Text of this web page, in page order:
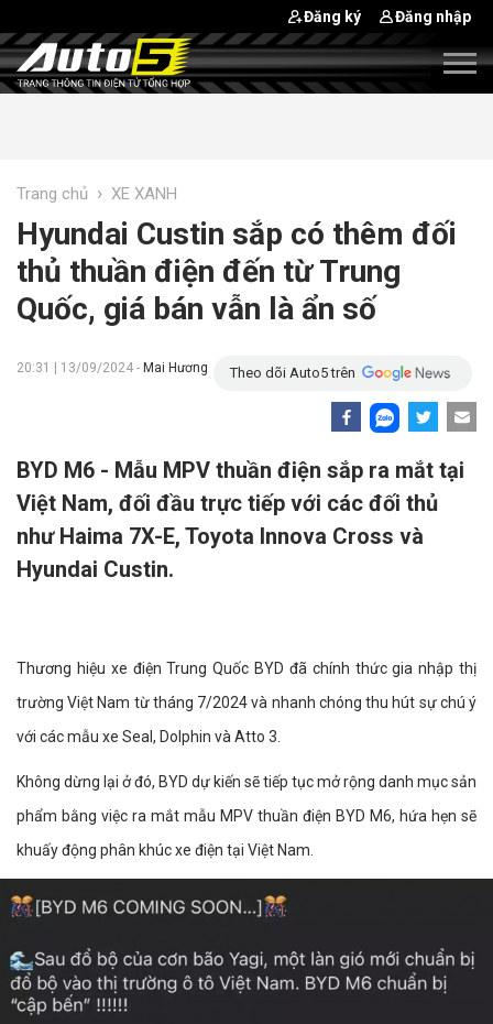
Đăng ký Đăng nhập
Trang chủ › XE XANH
Hyundai Custin sắp có thêm đối
thủ thuần điện đến từ Trung
Quốc, giá bán vẫn là ẩn số
20:31 | 13/09/2024 - Mai Hương Theo dõi Auto5 trên
BYD M6 - Mẫu MPV thuần điện sắp ra mắt tại
Việt Nam, đối đầu trực tiếp với các đối thủ
như Haima 7X-E, Toyota Innova Cross và
Hyundai Custin.
Thương hiệu xe điện Trung Quốc BYD đã chính thức gia nhập thị
trường Việt Nam từ tháng 7/2024 và nhanh chóng thu hút sự chú ý
với các mẫu xe Seal, Dolphin và Atto 3.
Không dừng lại ở đó, BYD dự kiến sẽ tiếp tục mở rộng danh mục sản
phẩm bằng việc ra mắt mẫu MPV thuần điện BYD M6, hứa hẹn sẽ
khuấy động phân khúc xe điện tại Việt Nam.